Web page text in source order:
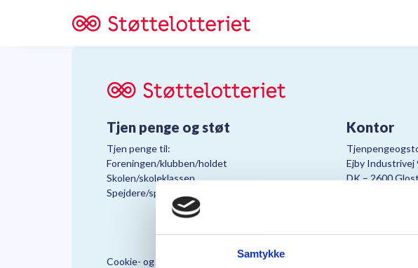
Samtykke
Tjen penge og støt
Tjen penge til:
Foreningen/klubben/holdet
Skolen/skoleklassen
Spejdere/spejdergruppen/FDF’ere, m.fl.
Kontor
Ejby Industrivej
DK – 2600
Cookie- og Persondatapolitik